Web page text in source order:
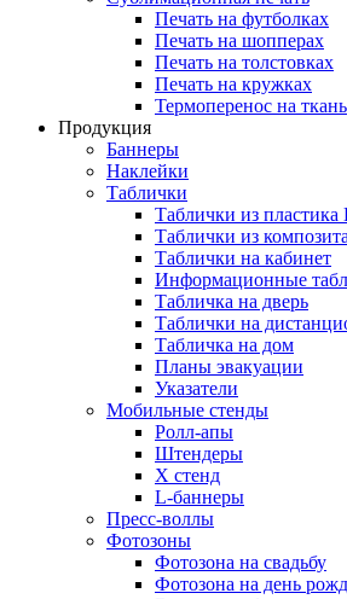
Печать на футболках
Печать на шопперах
Печать на толстовках
Печать на кружках
Термоперенос на ткань
Продукция
Баннеры
Наклейки
Таблички
Таблички из
Таблички из композита
Таблички на кабинет
Информационные
Табличка на дверь
Таблички на
Табличка на дом
Планы эвакуации
Указатели
Мобильные стенды
Ролл-апы
Штендеры
Х стенд
L-баннеры
Пресс-воллы
Фотозоны
Фотозона на свадьбу
Фотозона на день